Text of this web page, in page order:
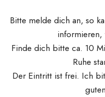
Bitte melde dich an, so
informieren,
Finde dich bitte ca. 10
Ruhe
Der Eintritt ist frei. Ich